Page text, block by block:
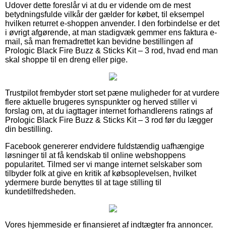
Udover dette foreslår vi at du er vidende om de mest
betydningsfulde vilkår der gælder for købet, til eksempel
hvilken returret e-shoppen anvender. I den forbindelse er det
i øvrigt afgørende, at man stadigvæk gemmer ens faktura e-
mail, så man fremadrettet kan bevidne bestillingen af
Prologic Black Fire Buzz & Sticks Kit – 3 rod, hvad end man
skal shoppe til en dreng eller pige.
Trustpilot frembyder stort set pæne muligheder for at vurdere
flere aktuelle brugeres synspunkter og herved stiller vi
forslag om, at du iagttager internet forhandlerens ratings af
Prologic Black Fire Buzz & Sticks Kit – 3 rod før du lægger
din bestilling.
Facebook genererer endvidere fuldstændig uafhængige
løsninger til at få kendskab til online webshoppens
popularitet. Tilmed ser vi mange internet selskaber som
tilbyder folk at give en kritik af købsoplevelsen, hvilket
ydermere burde benyttes til at tage stilling til
kundetilfredsheden.
Vores hjemmeside er finansieret af indtægter fra annoncer.